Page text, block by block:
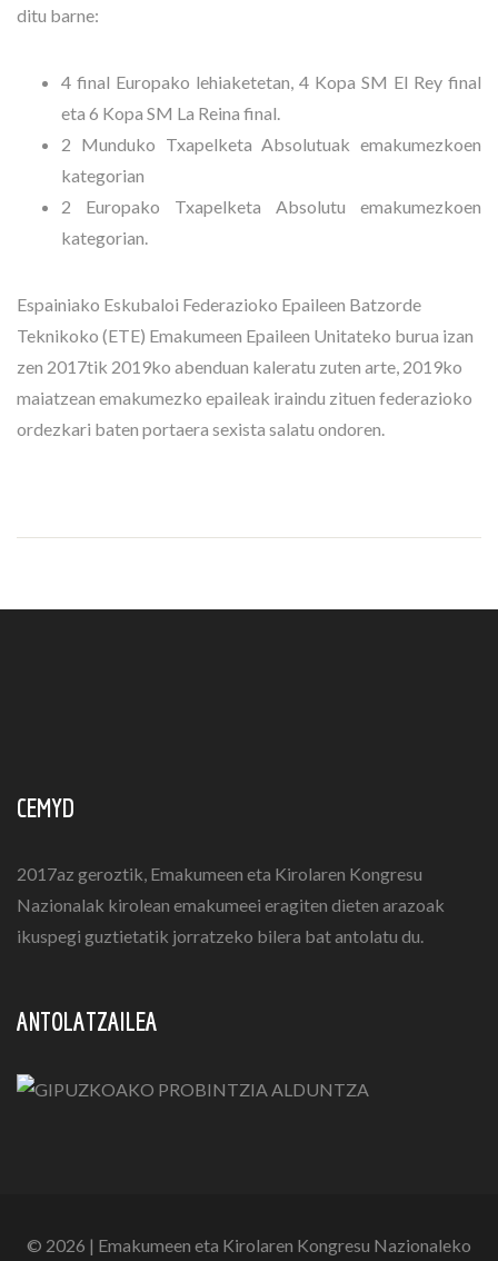
ditu barne:
4 final Europako lehiaketetan, 4 Kopa SM El Rey final
eta 6 Kopa SM La Reina final.
2 Munduko Txapelketa Absolutuak emakumezkoen
kategorian
2 Europako Txapelketa Absolutu emakumezkoen
kategorian.
Espainiako Eskubaloi Federazioko Epaileen Batzorde
Teknikoko (ETE) Emakumeen Epaileen Unitateko burua izan
zen 2017tik 2019ko abenduan kaleratu zuten arte, 2019ko
maiatzean emakumezko epaileak iraindu zituen federazioko
ordezkari baten portaera sexista salatu ondoren.
CEMYD
2017az geroztik, Emakumeen eta Kirolaren Kongresu
Nazionalak kirolean emakumeei eragiten dieten arazoak
ikuspegi guztietatik jorratzeko bilera bat antolatu du.
ANTOLATZAILEA
© 2026 | Emakumeen eta Kirolaren Kongresu Nazionaleko